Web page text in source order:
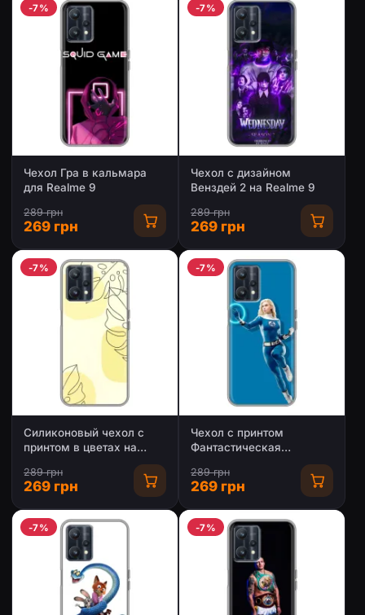
-7%
Чехол Гра в кальмара
для Realme 9
289 грн
269 грн
-7%
Чехол с дизайном
Венздей 2 на Realme 9
289 грн
269 грн
-7%
Силиконовый чехол с
принтом в цветах на
289 грн
269 грн
-7%
Чехол с принтом
Фантастическая
четверка для Realme 9
289 грн
269 грн
-7% -7%